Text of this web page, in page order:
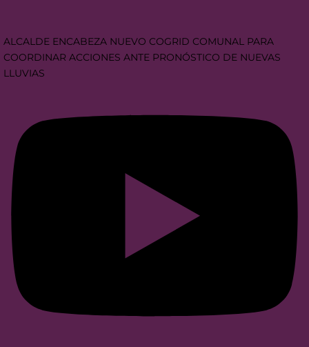
ALCALDE ENCABEZA NUEVO COGRID COMUNAL PARA
COORDINAR ACCIONES ANTE PRONÓSTICO DE NUEVAS
LLUVIAS